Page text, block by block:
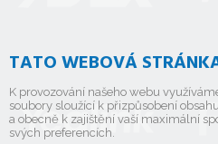
TATO WEBOVÁ
K provozování našeho webu
soubory sloužící k přizpůsobení
a obecně k zajištění vaší maximální
svých preferencích.